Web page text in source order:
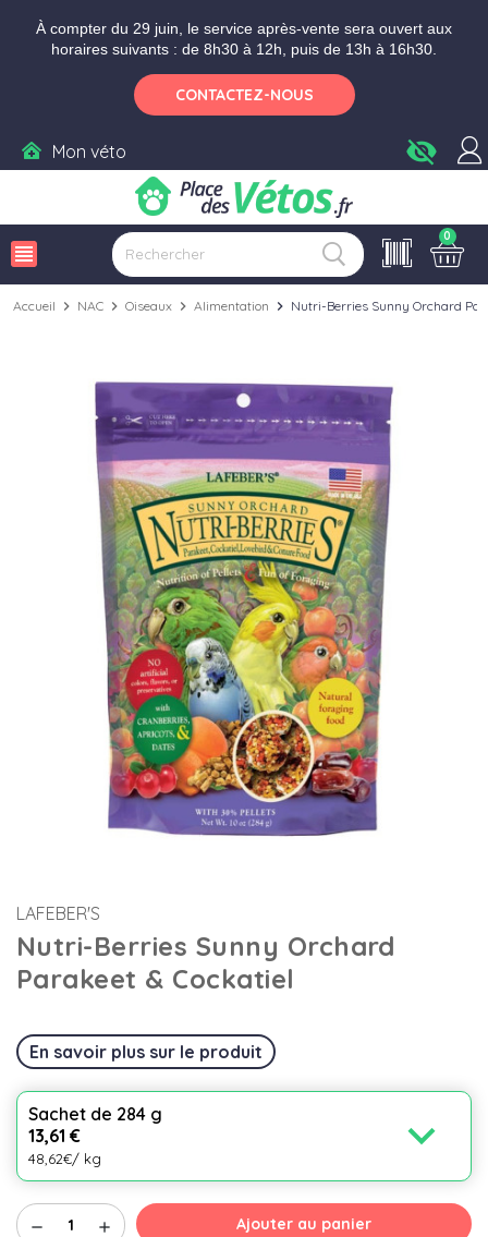
À compter du 29 juin, le service après-vente sera ouvert aux
horaires suivants : de 8h30 à 12h, puis de 13h à 16h30.
CONTACTEZ-NOUS
Mon véto visibility_off
view_headline
0
Accueil chevron_right NAC chevron_right Oiseaux chevron_right Alimentation chevron_right Nutri-Berries Sunny Orchard
LAFEBER'S
Nutri-Berries Sunny Orchard
Parakeet & Cockatiel
En savoir plus sur le produit
Sachet de 284 g
13,61 €
48,62€/ kg expand_more
remove add Ajouter au panier